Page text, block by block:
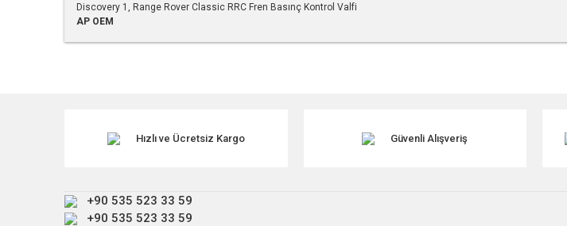
Discovery 1, Range Rover Classic RRC Fren Basınç Kontrol Valfi
AP OEM
Ürün açıklamasında eksik bilgiler bulunuyor.
Bu ürüne benzer farklı alternatifler olmalı.
Hızlı ve Ücretsiz Kargo Güvenli Alışveriş
+90 535 523 33 59
+90 535 523 33 59